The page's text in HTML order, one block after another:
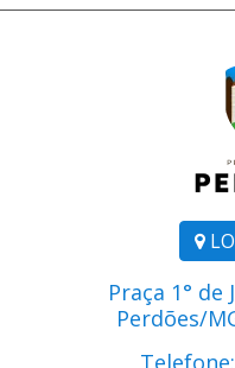
Praça 1° de
Perdões/
Telefone: